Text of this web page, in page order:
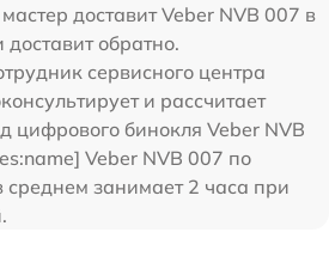
доставит Veber NVB 007 в
обратно.
сервисного центра
и рассчитает
цифрового бинокля Veber NVB
Veber NVB 007 по
среднем занимает 2 часа при